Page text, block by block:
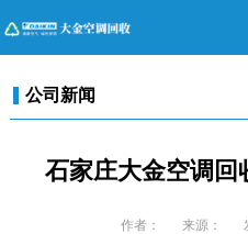
公司新闻
石家庄大金空调回
作者： 来源：